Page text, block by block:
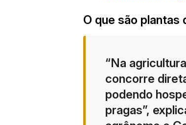
O que são plantas
“Na
concorre
podendo
pragas”,